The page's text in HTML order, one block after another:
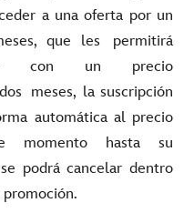
a una oferta por un
que les permitirá
con un precio
meses, la suscripción
automática al precio
momento hasta su
podrá cancelar dentro